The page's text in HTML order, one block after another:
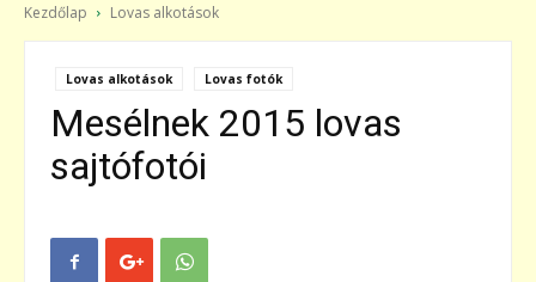
Kezdőlap Lovas alkotások
Lovas alkotások Lovas fotók
Mesélnek 2015 lovas
sajtófotói